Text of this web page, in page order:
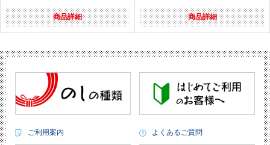
商品詳細 商品詳細
ご利用案内 よくあるご質問